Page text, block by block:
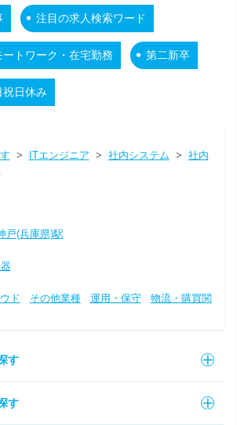
注目の求人検索ワード
ートワーク・在宅勤務 第二新卒
祝日休み
> ITエンジニア > 社内システム > 社内
戸(兵庫県)駅
ド その他業種 運用・保守
物流・購買関
す
す